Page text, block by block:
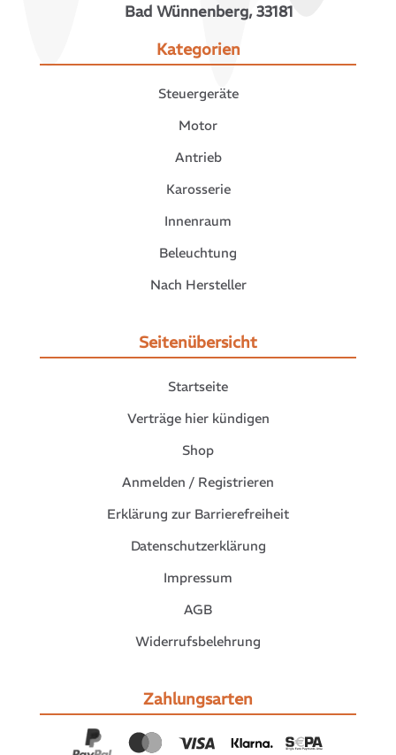
Bad Wünnenberg, 33181
Kategorien
Steuergeräte
Motor
Antrieb
Karosserie
Innenraum
Beleuchtung
Nach Hersteller
Seitenübersicht
Startseite
Verträge hier kündigen
Shop
Anmelden / Registrieren
Erklärung zur Barrierefreiheit
Datenschutzerklärung
Impressum
AGB
Widerrufsbelehrung
Zahlungsarten